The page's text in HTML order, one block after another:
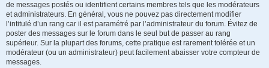
de messages postés ou identifient certains membres tels que les modérateurs
et administrateurs. En général, vous ne pouvez pas directement modifier
l’intitulé d’un rang car il est paramétré par l’administrateur du forum. Évitez de
poster des messages sur le forum dans le seul but de passer au rang
supérieur. Sur la plupart des forums, cette pratique est rarement tolérée et un
modérateur (ou un administrateur) peut facilement abaisser votre compteur de
messages.